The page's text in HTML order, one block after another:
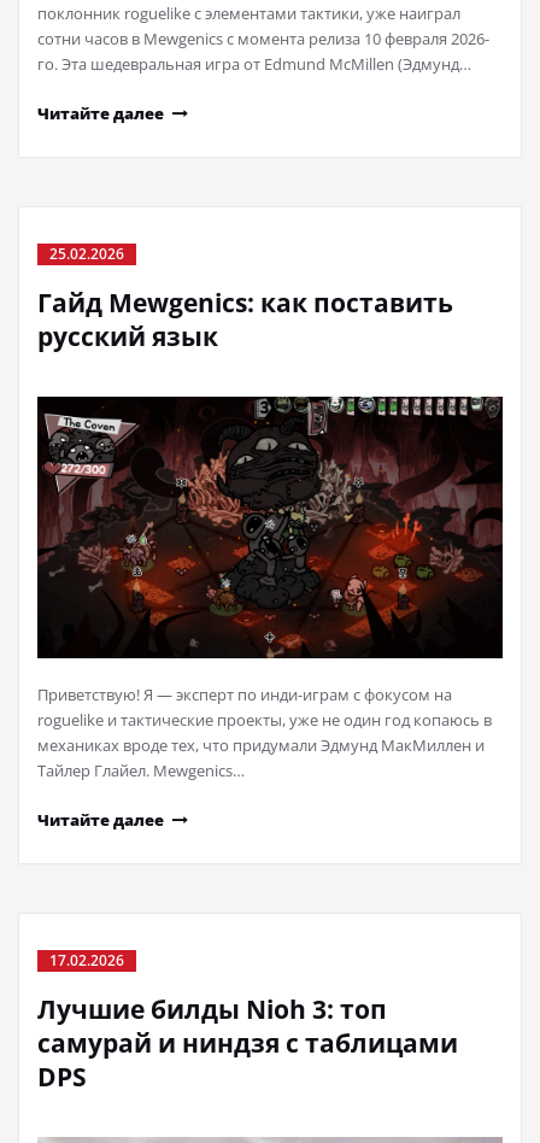
поклонник roguelike с элементами тактики, уже наиграл
сотни часов в Mewgenics с момента релиза 10 февраля 2026-
го. Эта шедевральная игра от Edmund McMillen (Эдмунд…
Читайте далее
25.02.2026
Гайд Mewgenics: как поставить
русский язык
Приветствую! Я — эксперт по инди-играм с фокусом на
roguelike и тактические проекты, уже не один год копаюсь в
механиках вроде тех, что придумали Эдмунд МакМиллен и
Тайлер Глайел. Mewgenics…
Читайте далее
17.02.2026
Лучшие билды Nioh 3: топ
самурай и ниндзя с таблицами
DPS